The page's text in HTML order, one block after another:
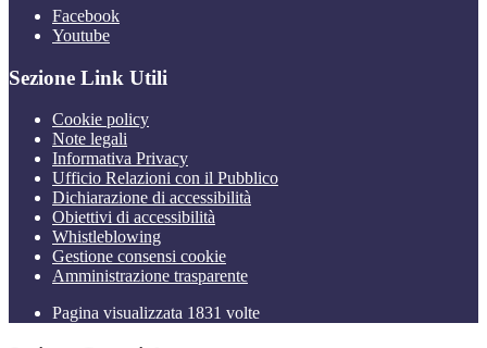
Facebook
Youtube
Sezione Link Utili
Cookie policy
Note legali
Informativa Privacy
Ufficio Relazioni con il Pubblico
Dichiarazione di accessibilità
Obiettivi di accessibilità
Whistleblowing
Gestione consensi cookie
Amministrazione trasparente
Pagina visualizzata 1831 volte